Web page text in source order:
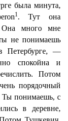
была минута,
1. Тут она
Она много мне
не понимаешь
Петербурге, —
спокойна и
Потом
порядочный
Ты понимаешь, с
в деревне,